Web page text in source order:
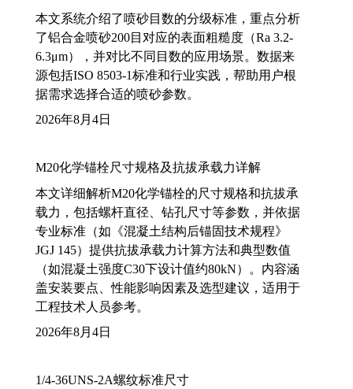
本文系统介绍了喷砂目数的分级标准，重点分析
了铝合金喷砂200目对应的表面粗糙度（Ra 3.2-
6.3μm），并对比不同目数的应用场景。数据来
源包括ISO 8503-1标准和行业实践，帮助用户根
据需求选择合适的喷砂参数。
2026年8月4日
M20化学锚栓尺寸规格及抗拔承载力详解
本文详细解析M20化学锚栓的尺寸规格和抗拔承
载力，包括螺杆直径、钻孔尺寸等参数，并依据
专业标准（如《混凝土结构后锚固技术规程》
JGJ 145）提供抗拔承载力计算方法和典型数值
（如混凝土强度C30下设计值约80kN）。内容涵
盖安装要点、性能影响因素及选型建议，适用于
工程技术人员参考。
2026年8月4日
1/4-36UNS-2A螺纹标准尺寸